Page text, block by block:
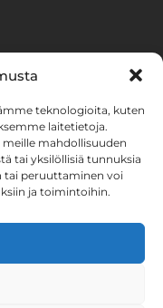
teknologioita, kuten
laitetietoja.
mahdollisuuden
tai yksilöllisiä tunnuksia
tai peruuttaminen voi
ja toimintoihin.